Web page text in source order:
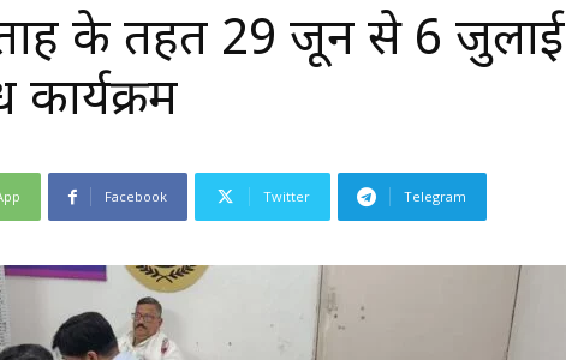
•
Hindi
के तहत 29 जून से 6 जुलाई
Facebook Twitter Telegram